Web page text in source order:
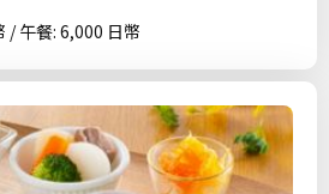
/ 午餐: 6,000 日幣